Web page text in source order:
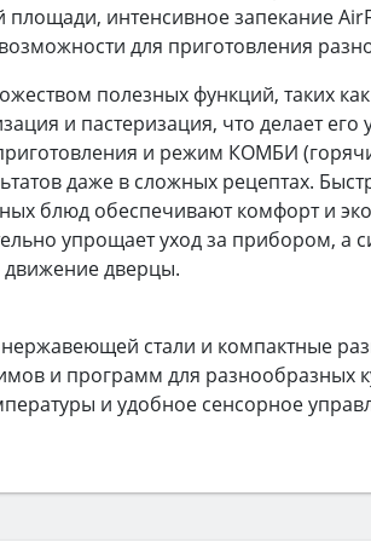
интенсивное запекание
для приготовления
полезных функций, таких
и пастеризация, что делает
и режим КОМБИ
даже в сложных рецептах.
блюд обеспечивают комфорт и
упрощает уход за прибором, а
движение дверцы.
стали и компактные
и программ для разнообразных
и удобное сенсорное